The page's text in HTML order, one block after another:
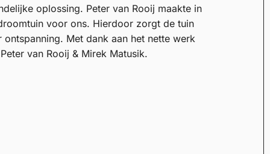
oplossing. Peter van Rooij maakte in
voor ons. Hierdoor zorgt de tuin
Met dank aan het nette werk
van Rooij & Mirek Matusik.